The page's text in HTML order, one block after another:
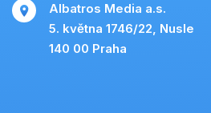
Albatros Media a.s.
5. května 1746/22, Nusle
140 00 Praha